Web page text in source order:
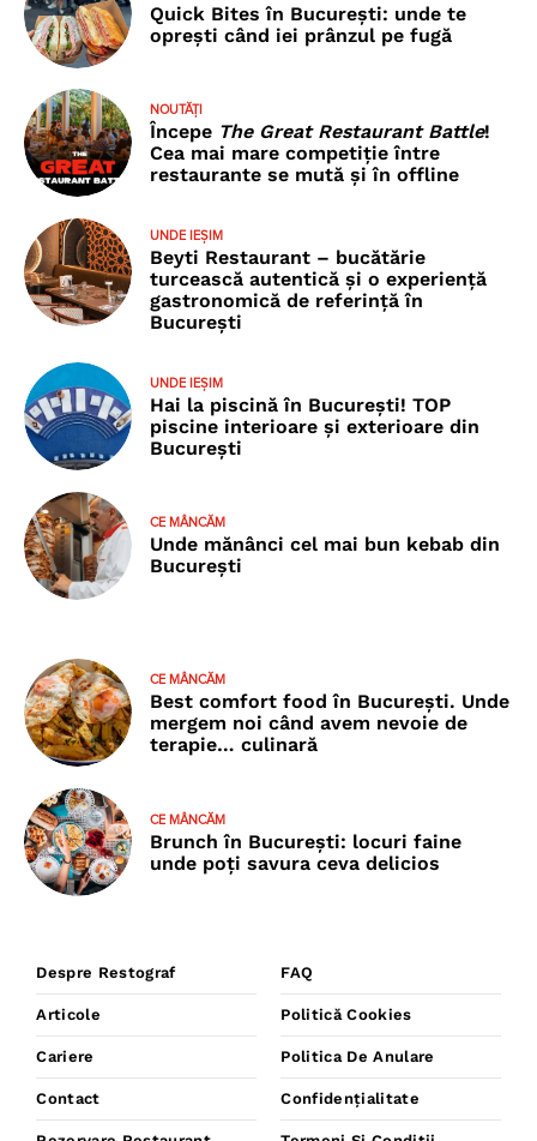
Quick Bites în București: unde te
oprești când iei prânzul pe fugă
NOUTĂȚI
Începe The Great Restaurant Battle!
Cea mai mare competiție între
restaurante se mută și în offline
UNDE IEȘIM
Beyti Restaurant – bucătărie
turcească autentică și o experiență
gastronomică de referință în
București
UNDE IEȘIM
Hai la piscină în București! TOP
piscine interioare și exterioare din
București
CE MÂNCĂM
Unde mănânci cel mai bun kebab din
București
CE MÂNCĂM
Best comfort food în București. Unde
mergem noi când avem nevoie de
terapie… culinară
CE MÂNCĂM
Brunch în București: locuri faine
unde poţi savura ceva delicios
Despre Restograf
Articole
Cariere
Contact
FAQ
Politică Cookies
Politica De Anulare
Confidențialitate